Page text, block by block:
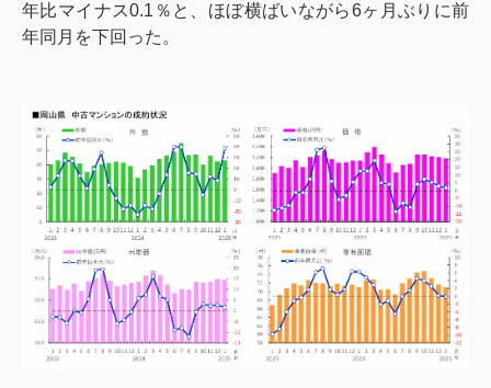
年比マイナス0.1 ％と、ほぼ横ばいながら6ヶ月ぶりに前
年同月を下回った。